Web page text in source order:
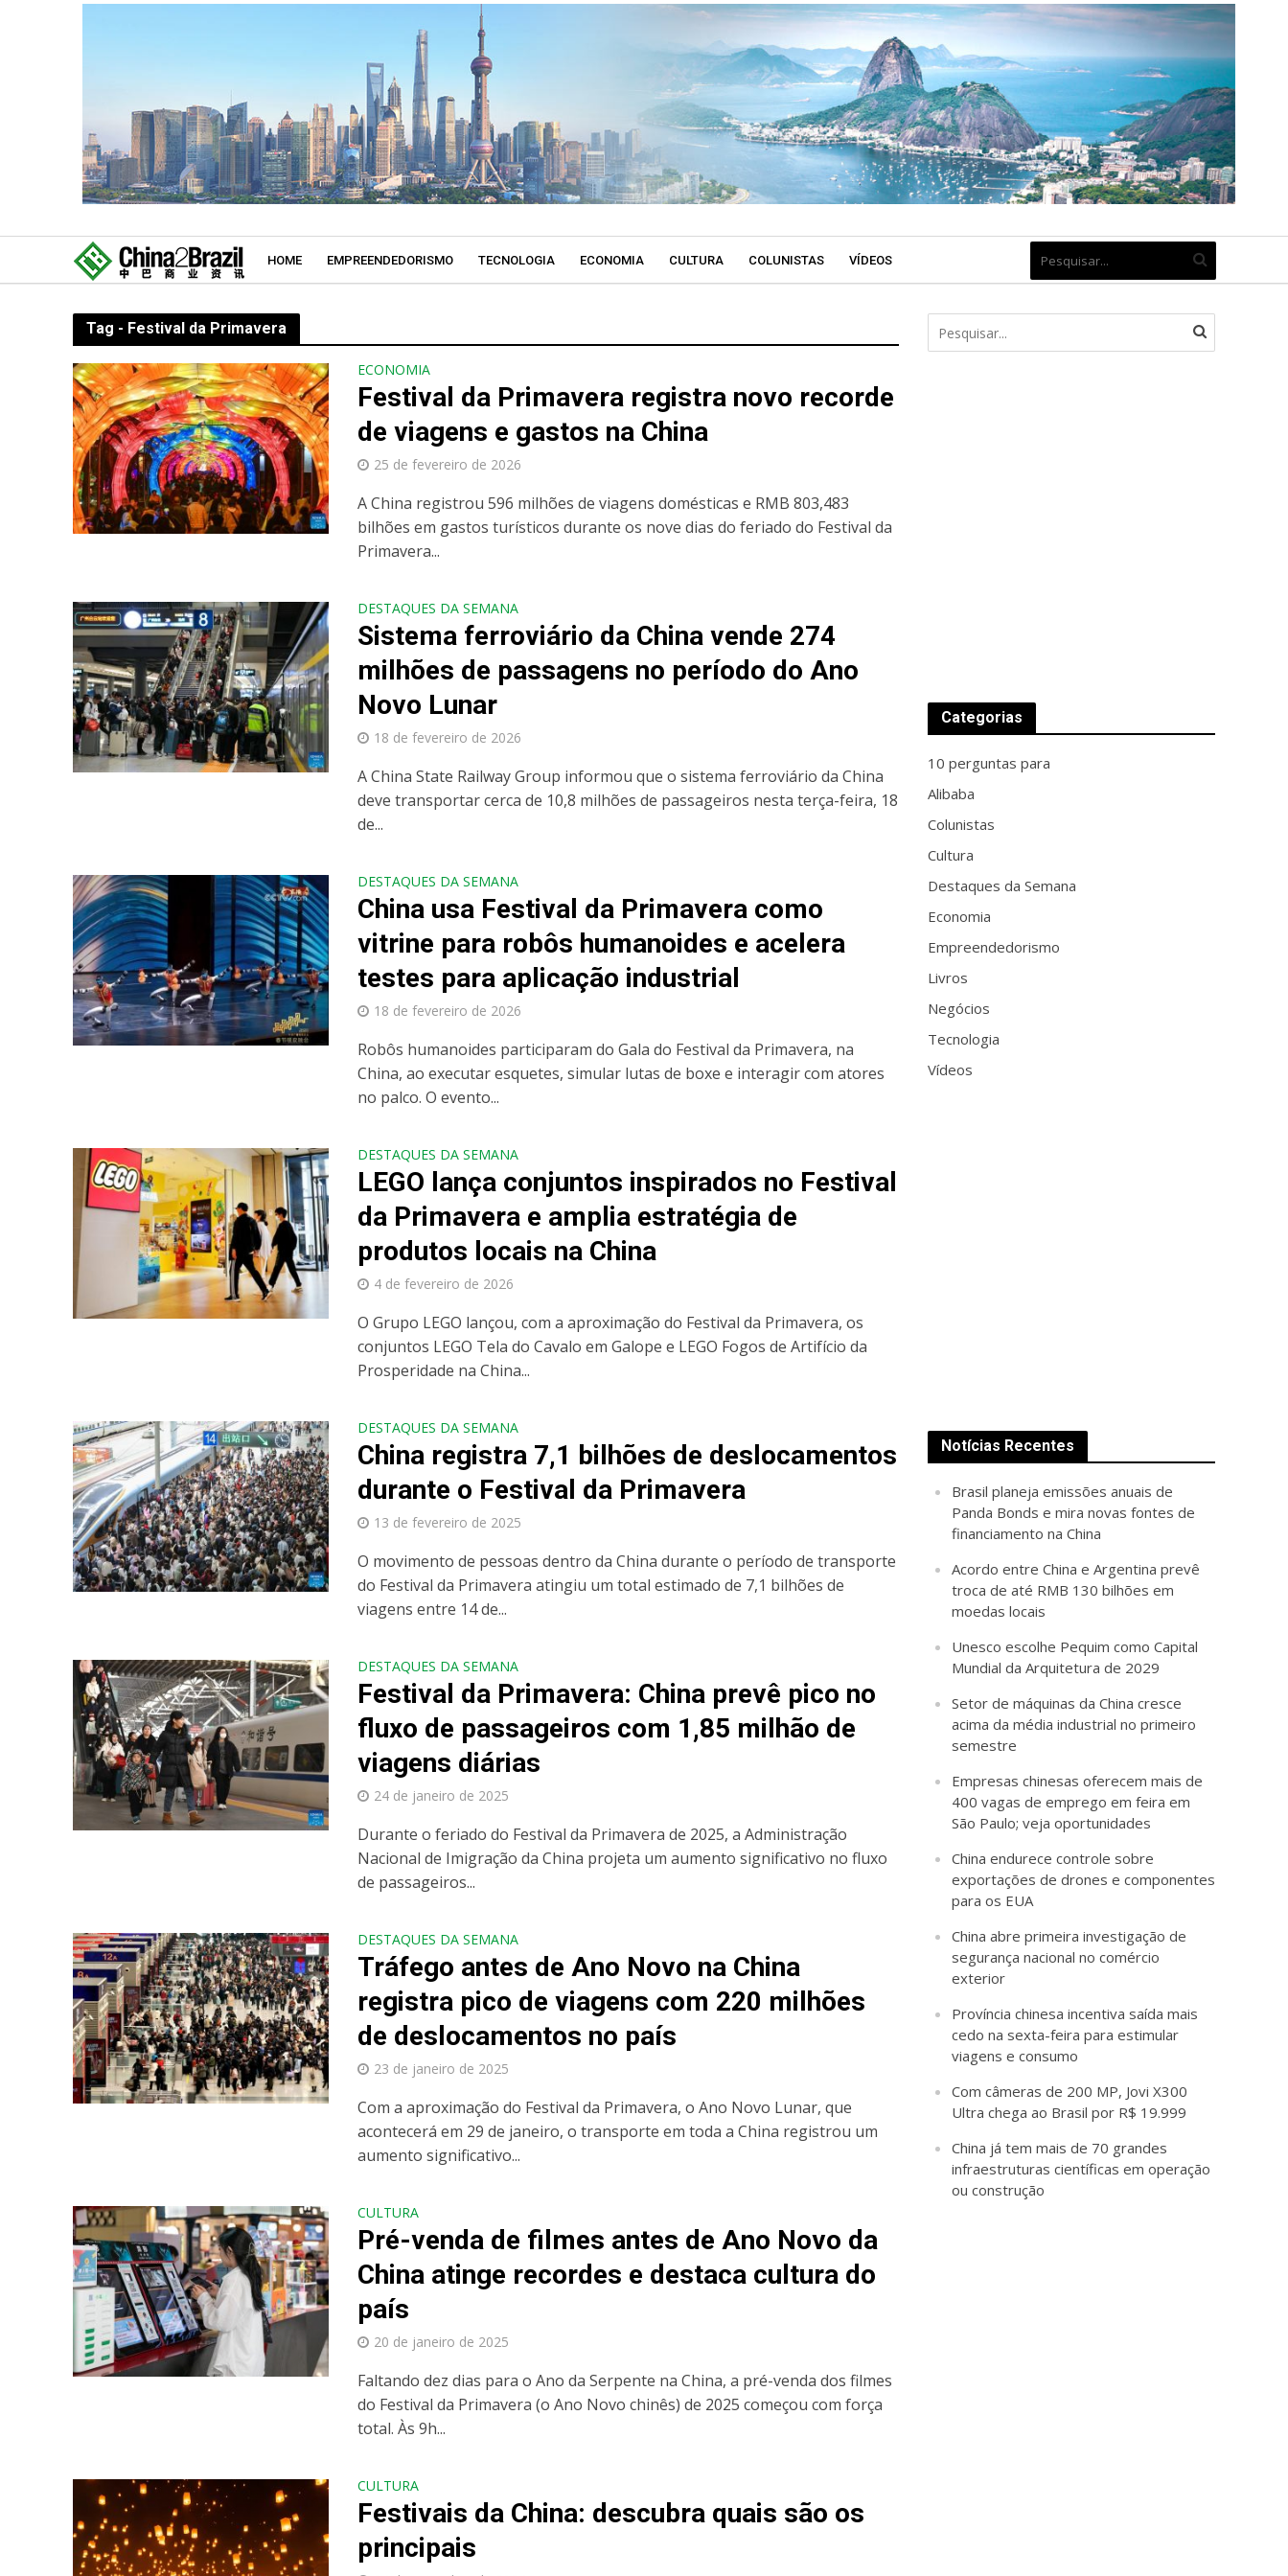
HOME EMPREENDEDORISMO TECNOLOGIA ECONOMIA CULTURA COLUNISTAS VÍDEOS
Tag - Festival da Primavera
ECONOMIA
Festival da Primavera registra novo recorde
de viagens e gastos na China
25 de fevereiro de 2026
A China registrou 596 milhões de viagens domésticas e RMB 803,483
bilhões em gastos turísticos durante os nove dias do feriado do Festival da
Primavera...
DESTAQUES DA SEMANA
Sistema ferroviário da China vende 274
milhões de passagens no período do Ano
Novo Lunar
18 de fevereiro de 2026
A China State Railway Group informou que o sistema ferroviário da China
deve transportar cerca de 10,8 milhões de passageiros nesta terça-feira, 18
de...
DESTAQUES DA SEMANA
China usa Festival da Primavera como
vitrine para robôs humanoides e acelera
testes para aplicação industrial
18 de fevereiro de 2026
Robôs humanoides participaram do Gala do Festival da Primavera, na
China, ao executar esquetes, simular lutas de boxe e interagir com atores
no palco. O evento...
DESTAQUES DA SEMANA
LEGO lança conjuntos inspirados no Festival
da Primavera e amplia estratégia de
produtos locais na China
4 de fevereiro de 2026
O Grupo LEGO lançou, com a aproximação do Festival da Primavera, os
conjuntos LEGO Tela do Cavalo em Galope e LEGO Fogos de Artifício da
Prosperidade na China...
DESTAQUES DA SEMANA
China registra 7,1 bilhões de deslocamentos
durante o Festival da Primavera
13 de fevereiro de 2025
O movimento de pessoas dentro da China durante o período de transporte
do Festival da Primavera atingiu um total estimado de 7,1 bilhões de
viagens entre 14 de...
DESTAQUES DA SEMANA
Festival da Primavera: China prevê pico no
fluxo de passageiros com 1,85 milhão de
viagens diárias
24 de janeiro de 2025
Durante o feriado do Festival da Primavera de 2025, a Administração
Nacional de Imigração da China projeta um aumento significativo no fluxo
de passageiros...
DESTAQUES DA SEMANA
Tráfego antes de Ano Novo na China
registra pico de viagens com 220 milhões
de deslocamentos no país
23 de janeiro de 2025
Com a aproximação do Festival da Primavera, o Ano Novo Lunar, que
acontecerá em 29 de janeiro, o transporte em toda a China registrou um
aumento significativo...
CULTURA
Pré-venda de filmes antes de Ano Novo da
China atinge recordes e destaca cultura do
país
20 de janeiro de 2025
Faltando dez dias para o Ano da Serpente na China, a pré-venda dos filmes
do Festival da Primavera (o Ano Novo chinês) de 2025 começou com força
total. Às 9h...
CULTURA
Festivais da China: descubra quais são os
principais
Categorias
10 perguntas para
Alibaba
Colunistas
Cultura
Destaques da Semana
Economia
Empreendedorismo
Livros
Negócios
Tecnologia
Vídeos
Notícias Recentes
Brasil planeja emissões anuais de
Panda Bonds e mira novas fontes de
financiamento na China
Acordo entre China e Argentina prevê
troca de até RMB 130 bilhões em
moedas locais
Unesco escolhe Pequim como Capital
Mundial da Arquitetura de 2029
Setor de máquinas da China cresce
acima da média industrial no primeiro
semestre
Empresas chinesas oferecem mais de
400 vagas de emprego em feira em
São Paulo; veja oportunidades
China endurece controle sobre
exportações de drones e componentes
para os EUA
China abre primeira investigação de
segurança nacional no comércio
exterior
Província chinesa incentiva saída mais
cedo na sexta-feira para estimular
viagens e consumo
Com câmeras de 200 MP, Jovi X300
Ultra chega ao Brasil por R$ 19.999
China já tem mais de 70 grandes
infraestruturas científicas em operação
ou construção